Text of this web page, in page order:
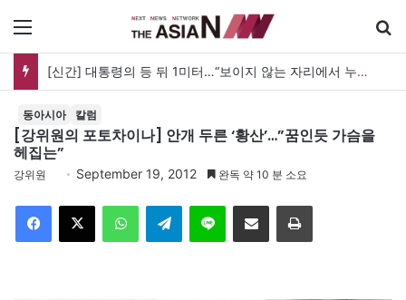
세계 코리아타운, 한인 상권 넘어 한국문화의 광장으로
동아시아 칼럼
[강위원의 포토차이나] 안개 두른 ‘황산’…”꿈인듯 가슴을
헤집는”
강위원 September 19, 2012 완독 약 10 분 소요
Telegram 이메일